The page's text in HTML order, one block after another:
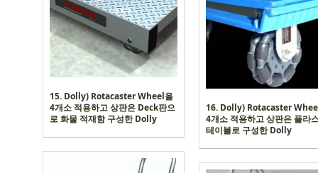
15. Dolly) Rotacaster Wheel을
4개소 적용하고 상판은 Deck판으
로 화물 적재함 구성한 Dolly
16. Dolly) Rotacaster
4개소 적용하고 상판은 플라
테이블로 구성한 Dolly